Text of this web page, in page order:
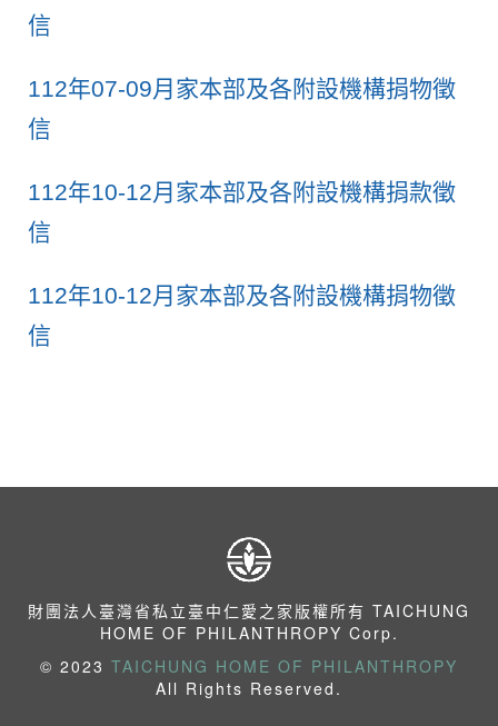
信
112年07-09月家本部及各附設機構捐物徵
信
112年10-12月家本部及各附設機構捐款徵
信
112年10-12月家本部及各附設機構捐物徵
信
財團法人臺灣省私立臺中仁愛之家版權所有 TAICHUNG
HOME OF PHILANTHROPY Corp.
© 2023 TAICHUNG HOME OF PHILANTHROPY
All Rights Reserved.